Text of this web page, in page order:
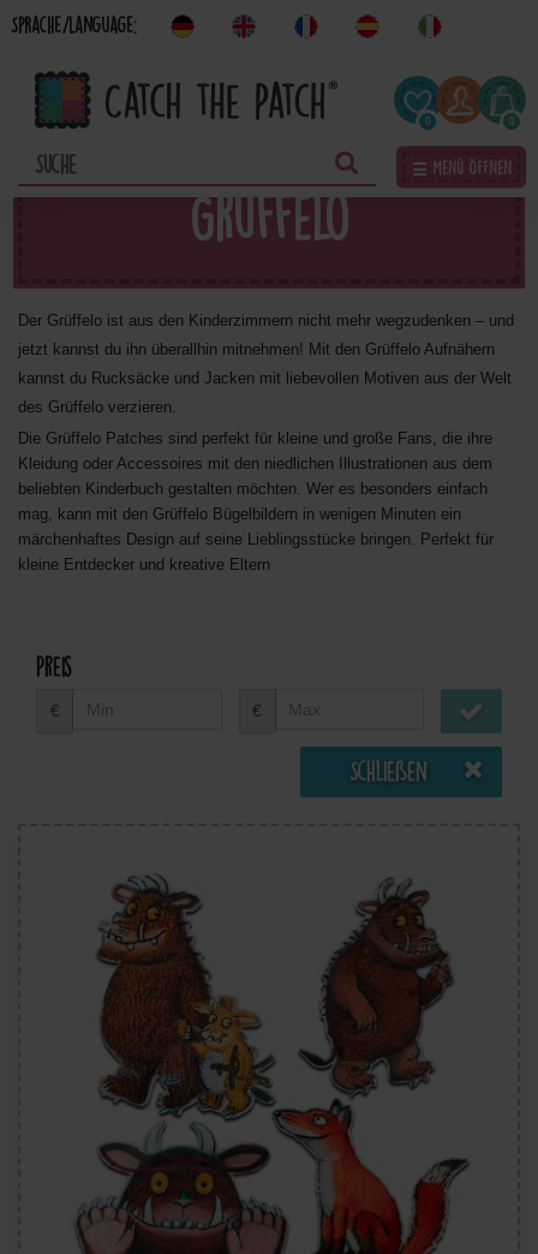
Sprache/Language:
0
☰ Menü öffnen
Grüffelo
Der Grüffelo ist aus den Kinderzimmern nicht mehr wegzudenken – und
jetzt kannst du ihn überallhin mitnehmen! Mit den Grüffelo Aufnähern
kannst du Rucksäcke und Jacken mit liebevollen Motiven aus der Welt
des Grüffelo verzieren.
Die Grüffelo Patches sind perfekt für kleine und große Fans, die ihre
Kleidung oder Accessoires mit den niedlichen Illustrationen aus dem
beliebten Kinderbuch gestalten möchten. Wer es besonders einfach
mag, kann mit den Grüffelo Bügelbildern in wenigen Minuten ein
märchenhaftes Design auf seine Lieblingsstücke bringen. Perfekt für
kleine Entdecker und kreative Eltern
Preis
€ €
Schließen